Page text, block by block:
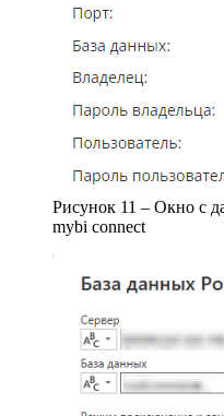
Рисунок 11 – Окно с
mybi connect